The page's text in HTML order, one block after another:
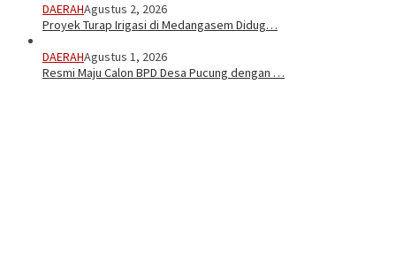
DAERAHAgustus 2, 2026
Proyek Turap Irigasi di Medangasem Didug…
DAERAHAgustus 1, 2026
Resmi Maju Calon BPD Desa Pucung dengan …